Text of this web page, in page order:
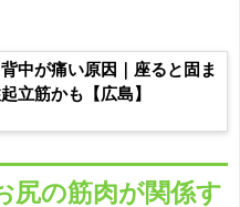
中が痛い原因｜座ると固ま
立筋かも【広島】
尻の筋肉が関係す